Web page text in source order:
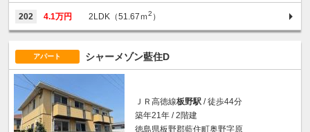
202 4.1万円 2LDK（51.67ｍ2 ）
アパート シャーメゾン藍住D
ＪＲ高徳線板野駅 / 徒歩44分
築年21年 / 2階建
徳島県板野郡藍住町奥野字原